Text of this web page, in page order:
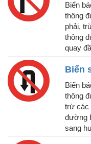
Biển
thông
phải,
thông
quay
Biển
Biển
thông
trừ các
đường
sang